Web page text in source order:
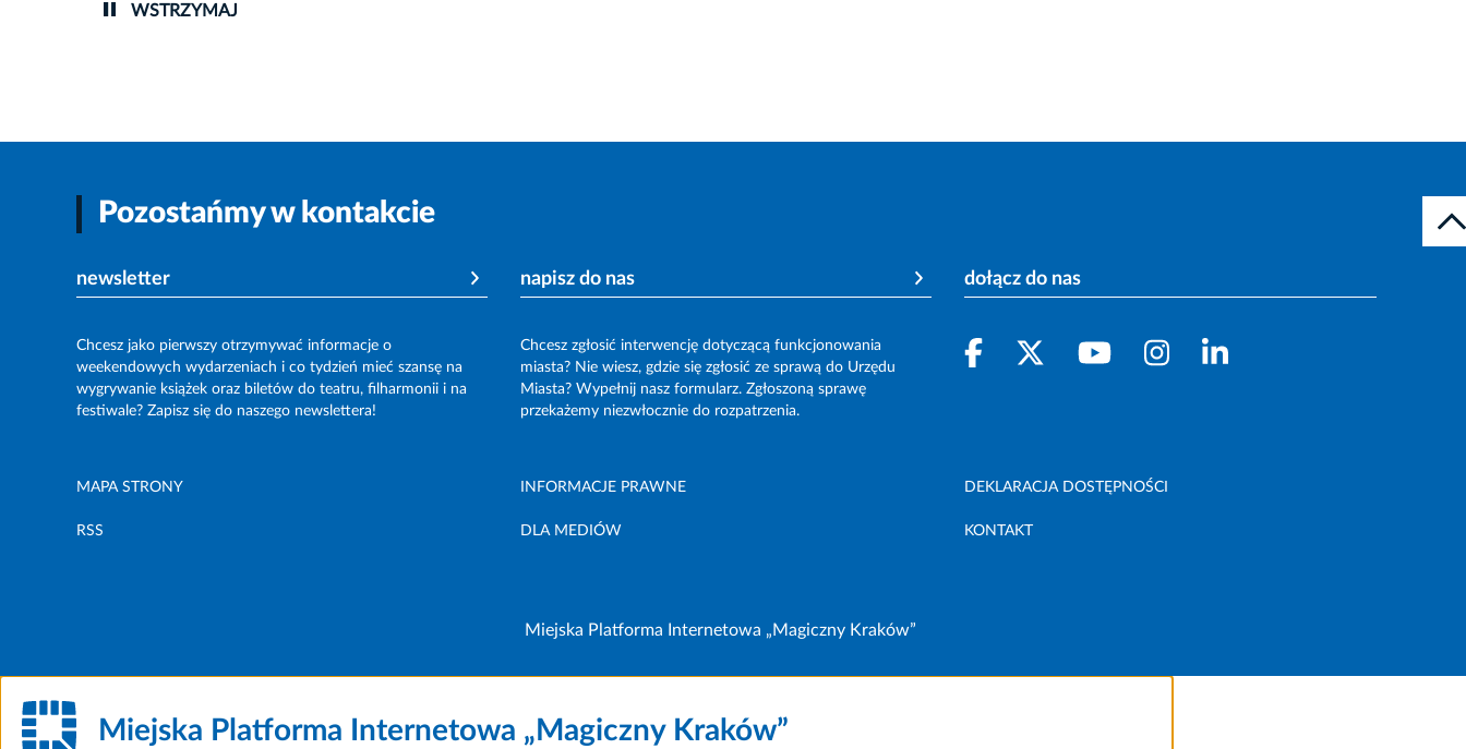
WSTRZYMAJ
Pozostańmy w kontakcie
newsletter
Chcesz jako pierwszy otrzymywać informacje o
weekendowych wydarzeniach i co tydzień mieć szansę na
wygrywanie książek oraz biletów do teatru, filharmonii i na
festiwale? Zapisz się do naszego newslettera!
napisz do nas
Chcesz zgłosić interwencję dotyczącą funkcjonowania
miasta? Nie wiesz, gdzie się zgłosić ze sprawą do Urzędu
Miasta? Wypełnij nasz formularz. Zgłoszoną sprawę
przekażemy niezwłocznie do rozpatrzenia.
dołącz do nas
MAPA STRONY INFORMACJE PRAWNE DEKLARACJA DOSTĘPNOŚCI
RSS DLA MEDIÓW KONTAKT
Miejska Platforma Internetowa „Magiczny Kraków”
Miejska Platforma Internetowa „Magiczny Kraków”